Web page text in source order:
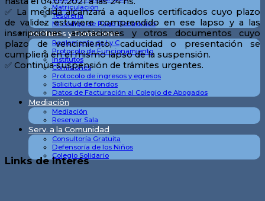
Matriculación
Tesorería
Mi código de Pago Electrónico
Institutos y Comisiones
Reglamento de I y C
Protocolo de Funcionamiento
Institutos
Comisiones
Protocolo de ingresos y egresos
Solicitud de fondos
Datos de Facturación al Colegio de Abogados
Mediación
Mediación
Reservar Sala
Serv. a la Comunidad
Consultoría Gratuita
Defensoría de los Niños
Colegio Solidario
✅ La medida alcanzará a aquellos certificados cuyo plazo
de validez estuviere comprendido en ese lapso y a las
inscripciones, anotaciones y otros documentos cuyo
plazo de vencimiento, caducidad o presentación se
cumpliera en el mismo lapso de la suspensión.
✅ Continúa suspensión de trámites urgentes.
Links de Interés